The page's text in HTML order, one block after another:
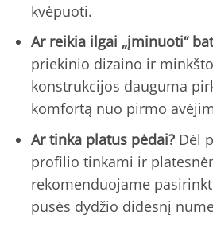
kvėpuoti.
Ar reikia ilgai „įminuoti“
priekinio dizaino ir
konstrukcijos dauguma
komfortą nuo pirmo
Ar tinka platus pėdai?Dėl
profilio tinkami ir
rekomenduojame
pusės dydžio didesnį